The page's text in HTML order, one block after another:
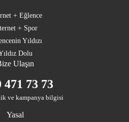
+ Eğlence
+ Spor
Yıldızı
Dolu
Ulaşın
471 73 73
ve kampanya bilgisi
Yasal